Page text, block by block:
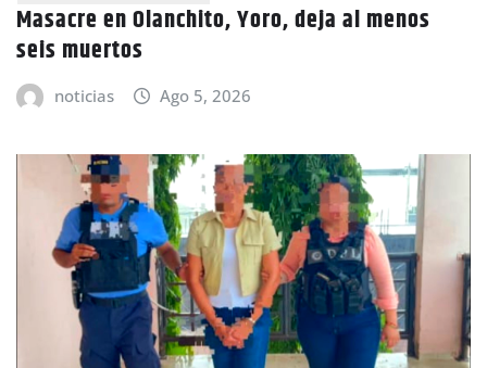
Masacre en Olanchito, Yoro, deja al menos
seis muertos
noticias Ago 5, 2026